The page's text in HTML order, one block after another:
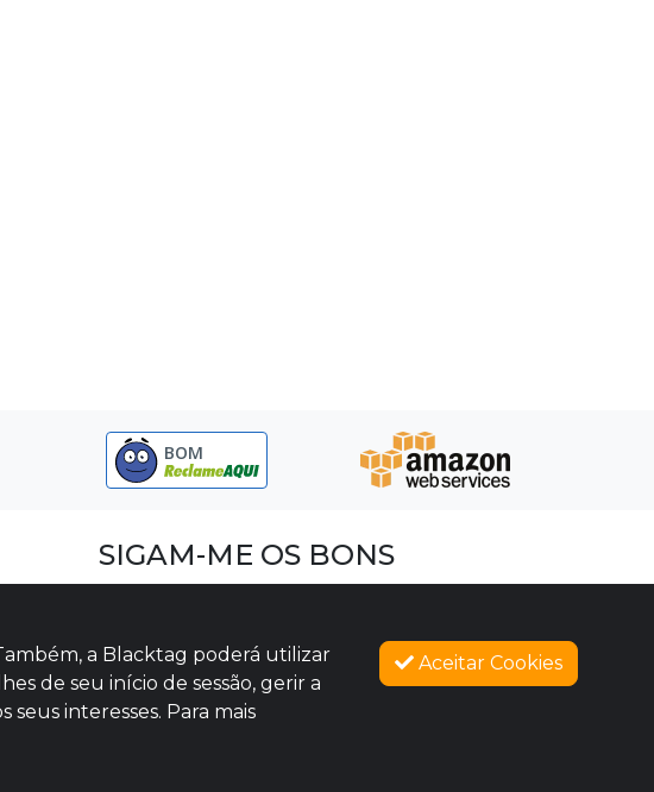
BOM
SIGAM-ME OS BONS
Vimeo
a Blacktag poderá utilizar
de seu início de sessão, gerir a
interesses. Para mais
Aceitar Cookies